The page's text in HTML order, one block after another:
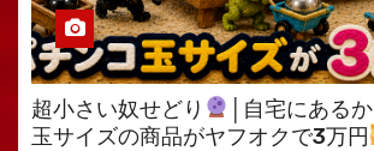
超小さい奴せどり
│自宅にある
玉サイズの商品がヤフオクで3万円